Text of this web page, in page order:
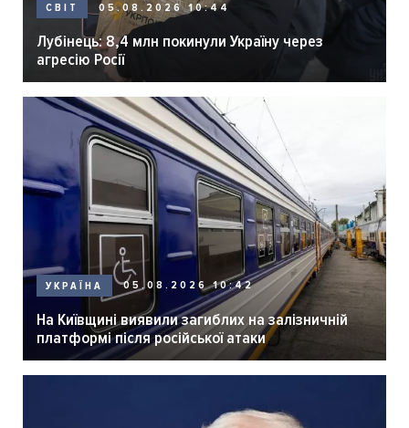
СВІТ 05.08.2026 10:44
Лубінець: 8,4 млн покинули Україну через
агресію Росії
УКРАЇНА 05.08.2026 10:42
На Київщині виявили загиблих на залізничній
платформі після російської атаки